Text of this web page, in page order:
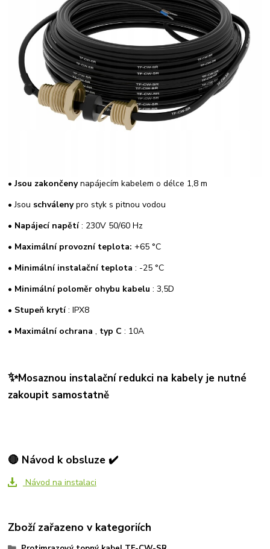
•Jsou zakončenynapájecím kabelem o délce 1,8 m
• Jsou schválenypro styk s pitnou vodou
• Napájecí napětí: 230V 50/60 Hz
• Maximální provozní teplota: +65 °C
• Minimální instalační teplota : -25 °C
• Minimální poloměr ohybu kabelu : 3,5D
• Stupeň krytí: IPX8
• Maximální ochrana , typ C : 10A
✨Mosaznou instalační redukci na kabely je nutné
zakoupit samostatně
🔴 Návod k obsluze ✔️
Návod na instalaci
Zboží zařazeno v kategoriích